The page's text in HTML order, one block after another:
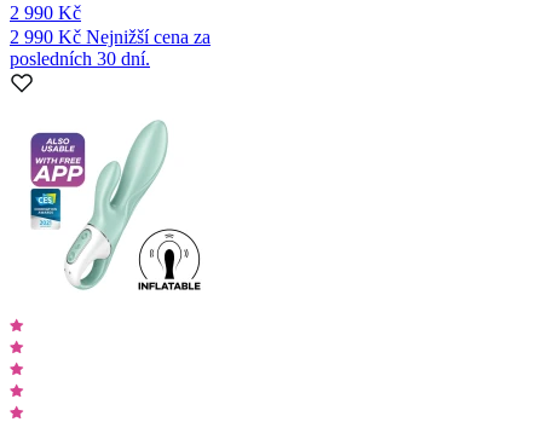
2 990 Kč
2 990 Kč Nejnižší cena za
posledních 30 dní.